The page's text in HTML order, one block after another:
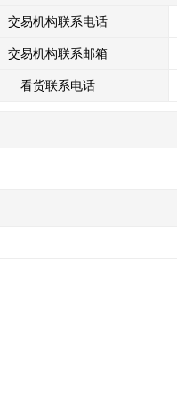
交易机构联系电话
交易机构联系邮箱
看货联系电话